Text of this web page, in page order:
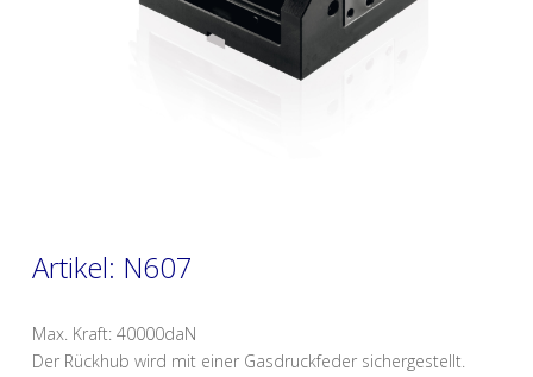
Artikel: N607
Max. Kraft: 40000daN
Der Rückhub wird mit einer Gasdruckfeder sichergestellt.